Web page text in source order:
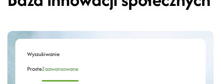
Wyszukiwanie
ProsteZaawansowane